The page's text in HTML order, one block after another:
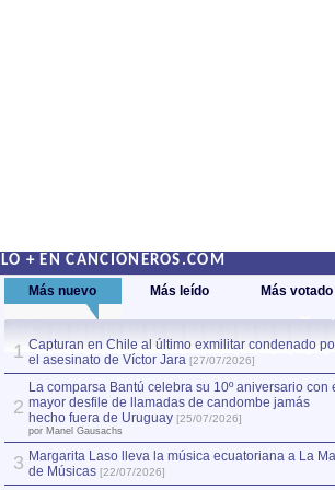
LO + EN CANCIONEROS.COM
Más nuevo Más leído Más votado
1 Capturan en Chile al último exmilitar condenado
el asesinato de Víctor Jara [27/07/2026]
2
La comparsa Bantú celebra su 10º aniversario con
mayor desfile de llamadas de candombe jamás
hecho fuera de Uruguay [25/07/2026]
por Manel Gausachs
3 Margarita Laso lleva la música ecuatoriana a La
de Músicas [22/07/2026]